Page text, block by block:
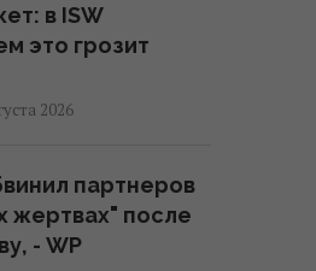
в ISW
это грозит
2026
партнеров
жертвах" после
- WP